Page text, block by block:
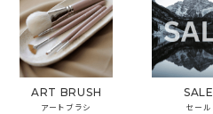
ART BRUSH
アートブラシ
SALE
セール